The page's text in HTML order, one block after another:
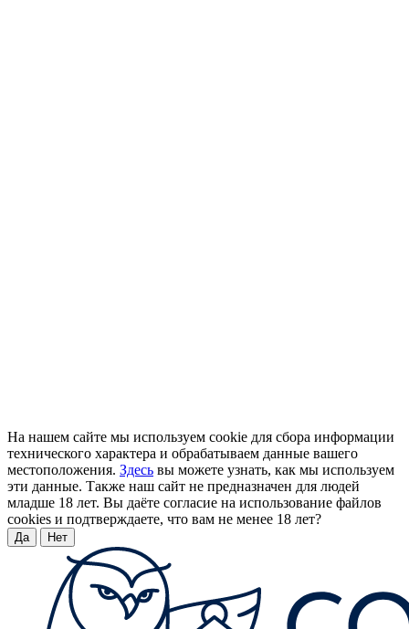
На нашем сайте мы используем cookie для сбора информации
технического характера и обрабатываем данные вашего
местоположения. Здесь вы можете узнать, как мы используем
эти данные. Также наш сайт не предназначен для людей
младше 18 лет. Вы даёте согласие на использование файлов
cookies и подтверждаете, что вам не менее 18 лет?
Да Нет